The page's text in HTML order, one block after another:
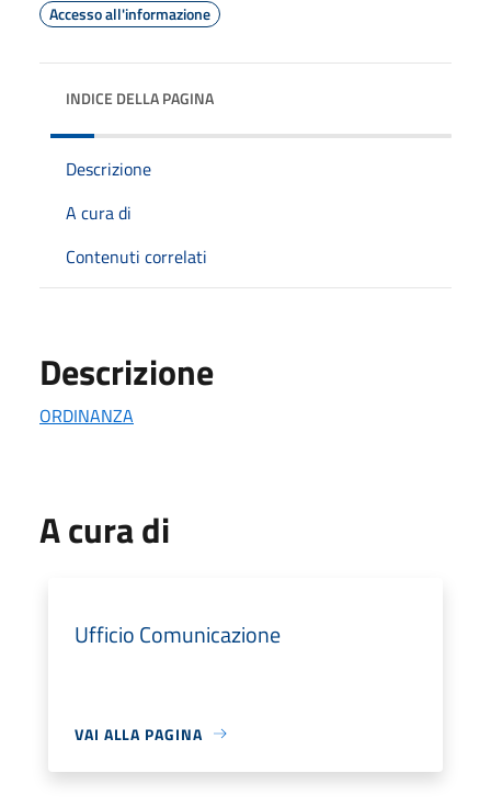
Accesso all'informazione
INDICE DELLA PAGINA
Descrizione
A cura di
Contenuti correlati
Descrizione
ORDINANZA
A cura di
Ufficio Comunicazione
VAI ALLA PAGINA